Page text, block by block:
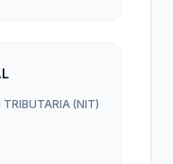
TRIBUTARIA (NIT)